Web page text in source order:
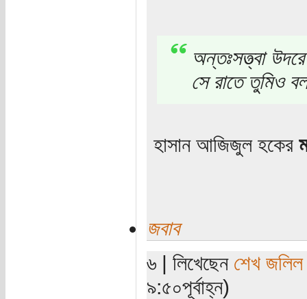
অন্তঃসত্ত্বা
সে রাতে তুমিও
হাসান আজিজুল হকের
জবাব
৬ | লিখেছেন শেখ জলিল
৯:৫০পূর্বাহ্ন)